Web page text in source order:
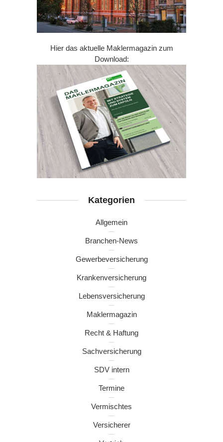
Hier das aktuelle Maklermagazin zum
Download:
Kategorien
Allgemein
Branchen-News
Gewerbeversicherung
Krankenversicherung
Lebensversicherung
Maklermagazin
Recht & Haftung
Sachversicherung
SDV intern
Termine
Vermischtes
Versicherer